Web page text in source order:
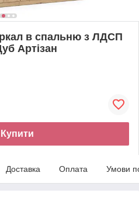
в спальню з ЛДСП
Артізан
Купити
Доставка Оплата Умови